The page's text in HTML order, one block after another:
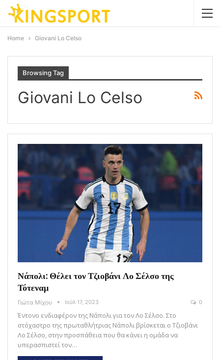
Home Giovani Lo Celso
Browsing Tag
Giovani Lo Celso
Νάπολι: Θέλει τον Τζιοβάνι Λο Σέλσο της
Τότεναμ
Γιώτα Μίχου Ιούλ 17, 2023 0
Έντονο ενδιαφέρον της Νάπολι για τον Λο Σέλσο. Στο
στόχαστρο της πρωταθλήτριας Νάπολι βρίσκεται ο Τζιοβάνι
Λο Σέλσο, στην προσπάθεια που θα κάνει η ομάδα να
υπερασπιστεί τον…